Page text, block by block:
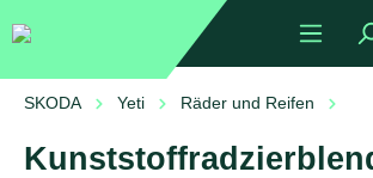
springen
SKODA Yeti
Räder und Reifen